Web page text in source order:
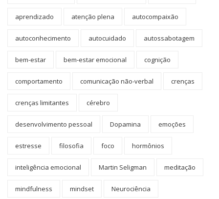
aprendizado atenção plena autocompaixão
autoconhecimento autocuidado autossabotagem
bem-estar bem-estar emocional cognição
comportamento comunicação não-verbal crenças
crenças limitantes cérebro
desenvolvimento pessoal Dopamina emoções
estresse filosofia foco hormônios
inteligência emocional Martin Seligman meditação
mindfulness mindset Neurociência